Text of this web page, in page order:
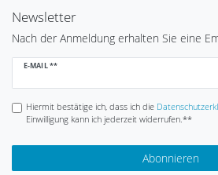
Newsletter
Nach der Anmeldung erhalten Sie eine
E-MAIL **
Newsletter
Hiermit bestätige ich, dass ich die
Einwilligung kann ich jederzeit widerrufen.**
Abonnieren